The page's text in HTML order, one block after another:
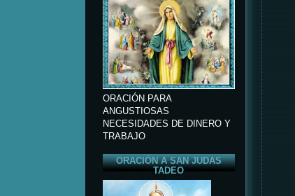
ORACIÓN PARA
ANGUSTIOSAS
NECESIDADES DE DINERO Y
TRABAJO
ORACIÓN A SAN JUDAS
TADEO